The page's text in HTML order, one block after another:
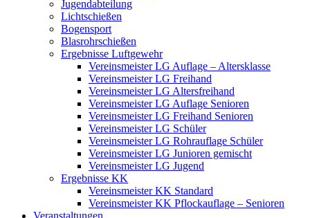
Jugendabteilung
Lichtschießen
Bogensport
Blasrohrschießen
Ergebnisse Luftgewehr
Vereinsmeister LG Auflage – Altersklasse
Vereinsmeister LG Freihand
Vereinsmeister LG Altersfreihand
Vereinsmeister LG Auflage Senioren
Vereinsmeister LG Freihand Senioren
Vereinsmeister LG Schüler
Vereinsmeister LG Rohrauflage Schüler
Vereinsmeister LG Junioren gemischt
Vereinsmeister LG Jugend
Ergebnisse KK
Vereinsmeister KK Standard
Vereinsmeister KK Pflockauflage – Senioren
Veranstaltungen